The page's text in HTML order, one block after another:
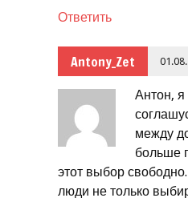
Ответить
Antony_Zet
Антон, я
между
больше
этот выбор свободно
люди не только